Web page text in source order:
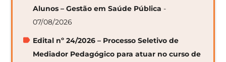
Alunos – Gestão em Saúde Pública -
07/08/2026
Edital nº 24/2026 – Processo Seletivo de
Mediador Pedagógico para atuar no curso de